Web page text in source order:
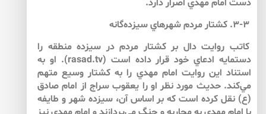
دست امام مهدي اصرار دارد.
۳-۳. كشتار مردم شهرهاي سيزده‌گانه
كاتب روايت دال بر كشتار مردم در سيزده منطقه را
دستمايه ادعاي خود قرار داده است (rasad.tv). او به
استناد اين روايت امام مهدي را به كشتار وسيع متهم
مي‌كند. حديث مورد نظر او را يعقوب سراج از امام صادق
(ع) نقل كرده است كه بر اساس آن، سيزده شهر و طايفه